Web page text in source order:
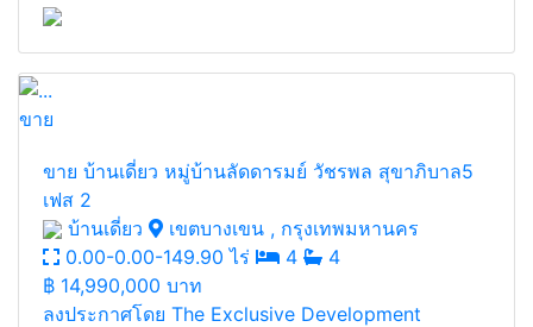
ขาย
ขาย บ้านเดี่ยว หมู่บ้านลัดดารมย์ วัชรพล สุขาภิบาล5
เฟส 2
บ้านเดี่ยว
เขตบางเขน , กรุงเทพมหานคร
0.00-0.00-149.90 ไร่
4
4
฿ 14,990,000 บาท
ลงประกาศโดย The Exclusive Development